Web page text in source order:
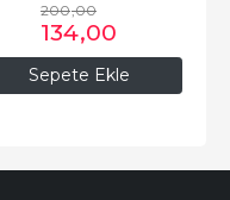
Sepete Ekle
200,00
134,00